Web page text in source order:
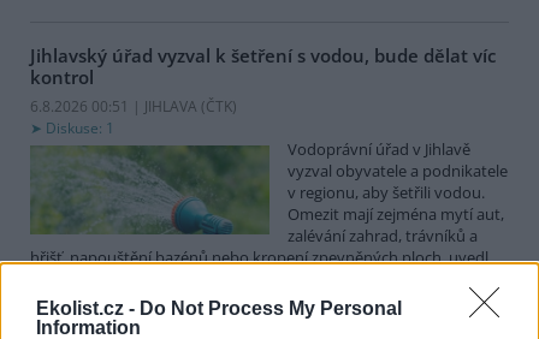
Ekolist.cz - Do Not Process My Personal
Information
Jihlavský úřad vyzval k šetření s vodou, bude dělat víc
kontrol
6.8.2026 00:51 | JIHLAVA (ČTK)
Diskuse: 1
Vodoprávní úřad v Jihlavě
vyzval obyvatele a podnikatele
v regionu, aby šetřili vodou.
Omezit mají zejména mytí aut,
zalévání zahrad, trávníků a
hřišť, napouštění bazénů nebo kropení zpevněných ploch, uvedl
kontrolovat povolené odběry. Výzva k šetření vodou platí pro
všechny obce spadající pod Jihlavu jako obec s rozšířenou